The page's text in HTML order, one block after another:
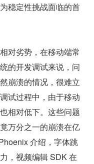
稳定性挑战面临的首
对劣势，在移动端常
的开发调试来说，问
崩溃的情况，很难立
试过程中，由于移动
相对低下。这些问题
万分之一的崩溃在亿
介绍，字体跳
，视频编辑 SDK 在